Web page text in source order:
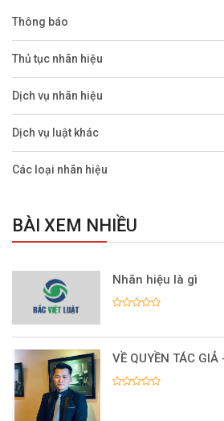
Thông báo
Thủ tục nhãn hiệu
Dịch vụ nhãn hiệu
Dịch vụ luật khác
Các loại nhãn hiệu
BÀI XEM NHIỀU
Nhãn hiệu là gì
VỀ QUYỀN TÁC GIẢ